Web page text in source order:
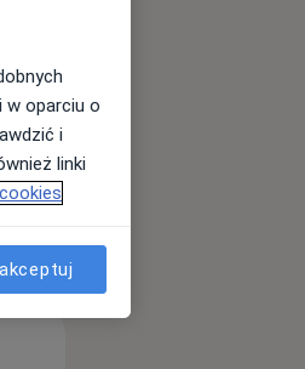
w oparciu o
i
linki